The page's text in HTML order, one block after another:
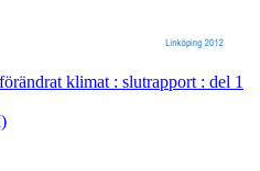
klimat : slutrapport : del 1